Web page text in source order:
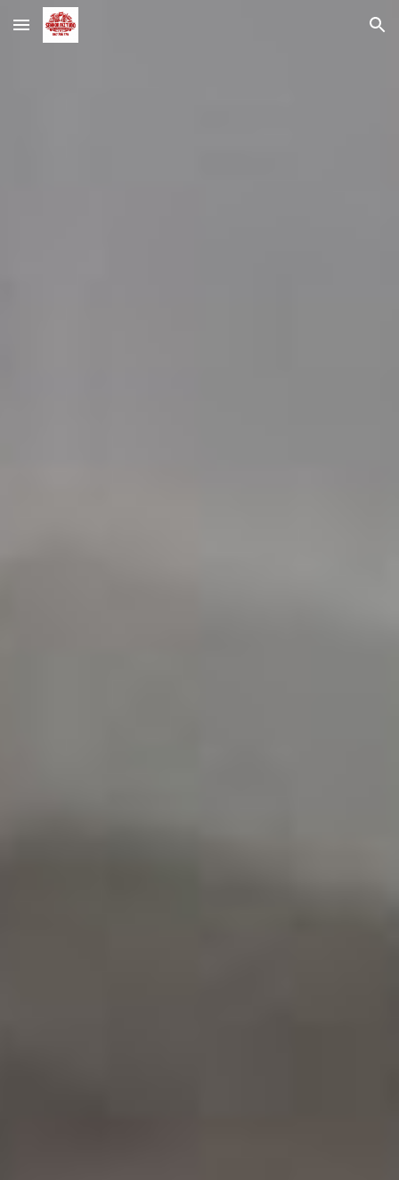
Skip to main content Skip to navigation